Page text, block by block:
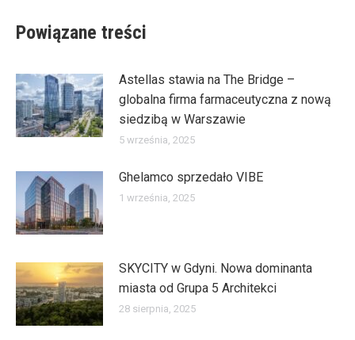
Powiązane treści
Astellas stawia na The Bridge –
globalna firma farmaceutyczna z nową
siedzibą w Warszawie
5 września, 2025
Ghelamco sprzedało VIBE
1 września, 2025
SKYCITY w Gdyni. Nowa dominanta
miasta od Grupa 5 Architekci
28 sierpnia, 2025